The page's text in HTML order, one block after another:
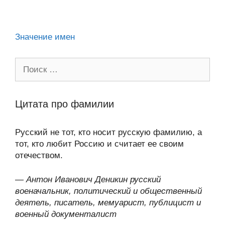
Значение имен
Цитата про фамилии
Русский не тот, кто носит русскую фамилию, а
тот, кто любит Россию и считает ее своим
отечеством.
—Антон Иванович Деникин русский
военачальник, политический и общественный
деятель, писатель, мемуарист, публицист и
военный документалист